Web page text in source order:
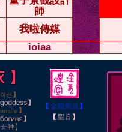
師
我啦傳媒
ioiaa